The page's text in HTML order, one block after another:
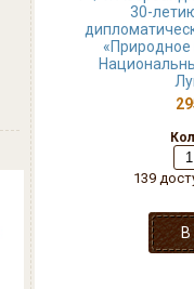
30-
«Природное
139